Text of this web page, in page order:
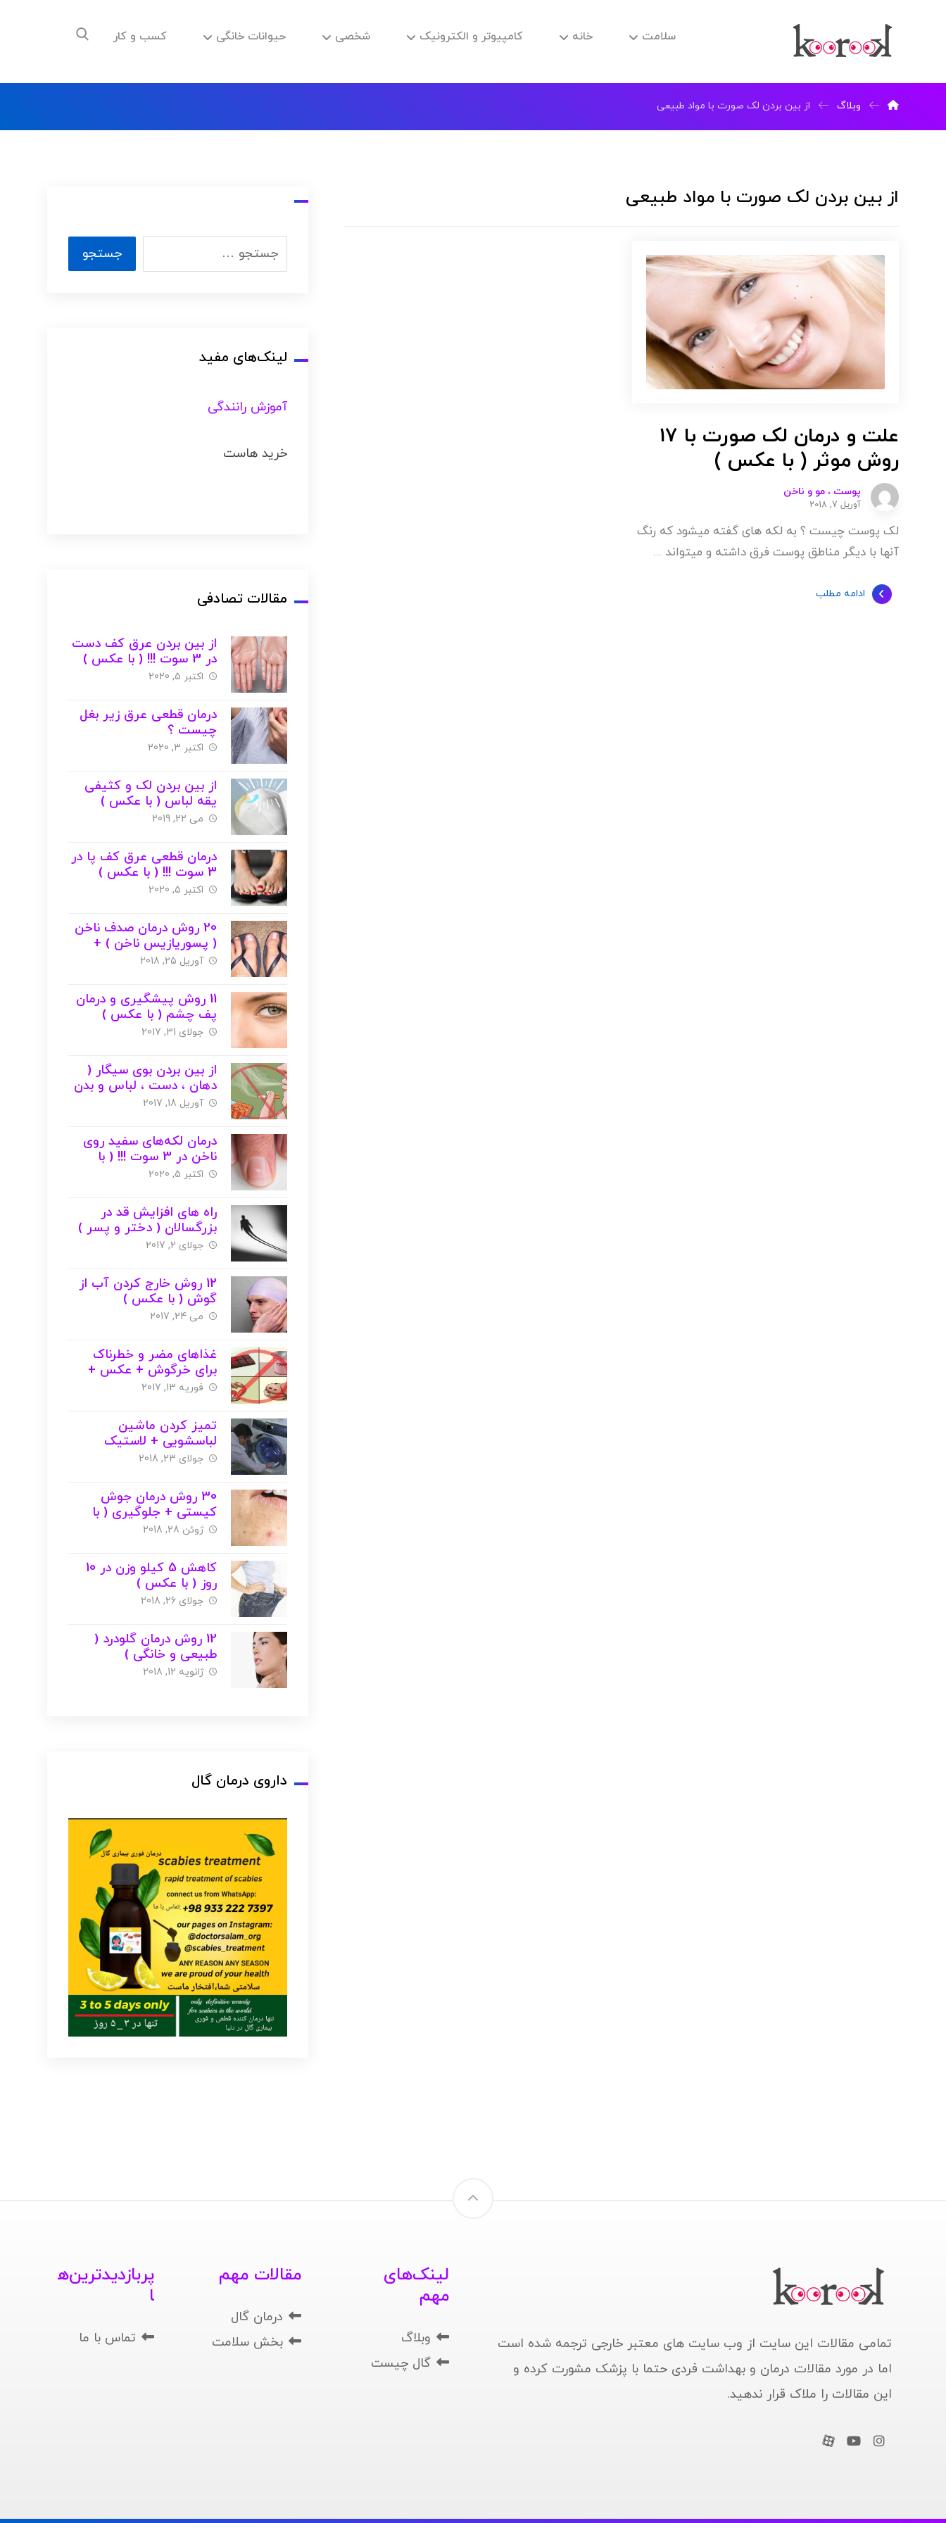
سلامت خانه کامپیوتر و الکترونیک شخصی حیوانات خانگی کسب و کار
وبلاگ از بین بردن لک صورت با مواد طبیعی
از بین بردن لک صورت با مواد طبیعی
علت و درمان لک صورت با 17
روش موثر ( با عکس )
پوست ، مو و ناخن
آوریل 7, 2018
لک پوست چیست ؟ به لکه های گفته میشود که رنگ
آنها با دیگر مناطق پوست فرق داشته و میتواند ...
ادامه مطلب
لینک‌های مفید
آموزش رانندگی
خرید هاست
مقالات تصادفی
از بین بردن عرق کف دست
در 3 سوت !!! ( با عکس )
اکتبر 5, 2020
درمان قطعی عرق زیر بغل
چیست ؟
اکتبر 3, 2020
از بین بردن لک و کثیفی
یقه لباس ( با عکس )
می 22, 2019
درمان قطعی عرق کف پا در
3 سوت !!! ( با عکس )
اکتبر 5, 2020
20 روش درمان صدف ناخن
( پسوریازیس ناخن ) +
عکس
آوریل 25, 2018
11 روش پیشگیری و درمان
پف چشم ( با عکس )
جولای 31, 2017
از بین بردن بوی سیگار (
دهان ، دست ، لباس و بدن
) + عکس
آوریل 18, 2017
درمان لکه‌های سفید روی
ناخن در 3 سوت !!! ( با
عکس )
اکتبر 5, 2020
راه های افزایش قد در
بزرگسالان ( دختر و پسر )
+ عکس
جولای 2, 2017
12 روش خارج کردن آب از
گوش ( با عکس )
می 24, 2017
غذاهای مضر و خطرناک
برای خرگوش + عکس +
ویدیو
فوریه 13, 2017
تمیز کردن ماشین
لباسشویی + لاستیک
ماشین ( با عکس )
جولای 23, 2018
30 روش درمان جوش
کیستی + جلوگیری ( با
عکس )
ژوئن 28, 2018
کاهش 5 کیلو وزن در 10
روز ( با عکس )
جولای 26, 2018
12 روش درمان گلودرد (
طبیعی و خانگی )
ژانویه 12, 2018
داروی درمان گال
تمامی مقالات این سایت از وب سایت های معتبر خارجی ترجمه شده است
اما در مورد مقالات درمان و بهداشت فردی حتما با پزشک مشورت کرده و
این مقالات را ملاک قرار ندهید.
لینک‌های
مهم
وبلاگ
گال چیست
مقالات مهم
درمان گال
بخش سلامت
پربازدیدترین‌ه
ا
تماس با ما